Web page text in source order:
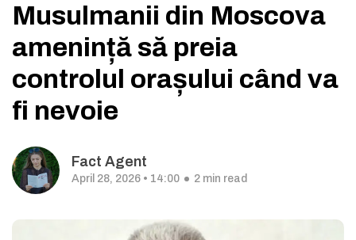
Musulmanii din Moscova
amenință să preia
controlul orașului când va
fi nevoie
Fact Agent
April 28, 2026 • 14:00 2 min read